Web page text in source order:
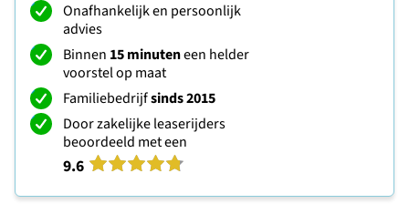
Onafhankelijk en persoonlijk
advies
Binnen 15 minuteneen helder
voorstel op maat
Familiebedrijfsinds 2015
Door zakelijke leaserijders
beoordeeld met een
9.6